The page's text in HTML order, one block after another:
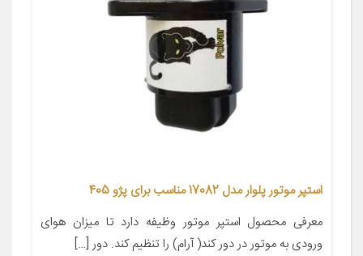
استپر موتور پلوار مدل 17082 مناسب برای پژو 405
معرفی محصول استپر موتور وظیفه دارد تا میزان هوای
ورودی به موتور در دور کند( آرام) را تنظیم کند. دور […]